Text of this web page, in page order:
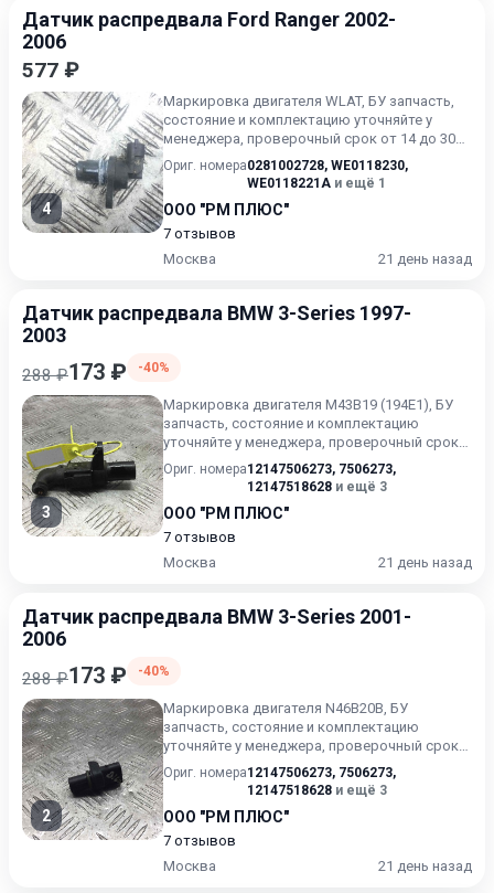
Датчик распредвала Ford Ranger 2002-
2006
577 ₽
4
Маркировка двигателя WLAT, БУ запчасть,
состояние и комплектацию уточняйте у
менеджера, проверочный срок от 14 до 30
дней.
Ориг. номера0281002728, WE0118230,
WE0118221A и ещё 1
ООО "РМ ПЛЮС"
7 отзывов
Москва
21 день назад
Датчик распредвала BMW 3-Series 1997-
2003
288 ₽173 ₽ -40%
3
Маркировка двигателя M43B19 (194E1), БУ
запчасть, состояние и комплектацию
уточняйте у менеджера, проверочный срок
от 14 до 30 дней.
Ориг. номера12147506273, 7506273,
12147518628 и ещё 3
ООО "РМ ПЛЮС"
7 отзывов
Москва
21 день назад
Датчик распредвала BMW 3-Series 2001-
2006
288 ₽173 ₽ -40%
2
Маркировка двигателя N46B20B, БУ
запчасть, состояние и комплектацию
уточняйте у менеджера, проверочный срок
от 14 до 30 дней.
Ориг. номера12147506273, 7506273,
12147518628 и ещё 3
ООО "РМ ПЛЮС"
7 отзывов
Москва
21 день назад